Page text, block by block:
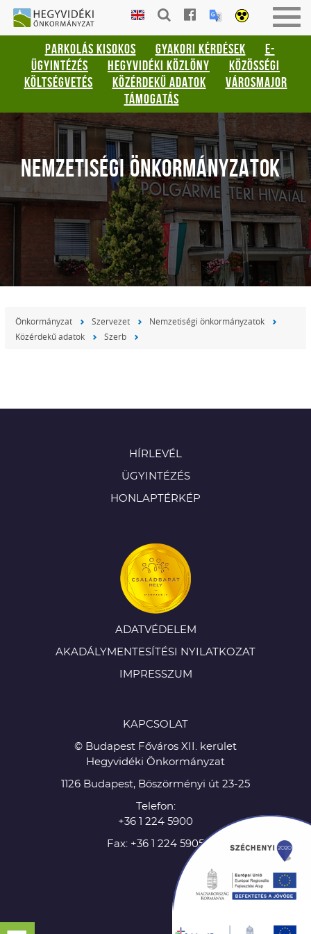
Gyorsbillentyűk
listája
Keresés:
"S"
Bejelentkezés:
HEGYVIDÉKI
ÖNKORMÁNYZAT
PARKOLÁS KISOKOS GYAKORI KÉRDÉSEK
E-
ÜGYINTÉZÉS
HEGYVIDÉKI KÖZLÖNY
KÖZÖSSÉGI
KÖLTSÉGVETÉS
KÖZÉRDEKŰ ADATOK
VÁROSMAJOR
TÁMOGATÁS
NEMZETISÉGI ÖNKORMÁNYZATOK
Önkormányzat Szervezet
Nemzetiségi önkormányzatok
Közérdekű adatok
Szerb
HÍRLEVÉL
ÜGYINTÉZÉS
HONLAPTÉRKÉP
ADATVÉDELEM
AKADÁLYMENTESÍTÉSI NYILATKOZAT
IMPRESSZUM
KAPCSOLAT
© Budapest Főváros XII. kerület
Hegyvidéki Önkormányzat
1126 Budapest, Böszörményi út 23-25
Telefon:
+36 1 224 5900
Fax: +36 1 224 5905